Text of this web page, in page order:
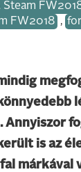
Steam
FW2018 ,
Annyiszor
is az
márkával